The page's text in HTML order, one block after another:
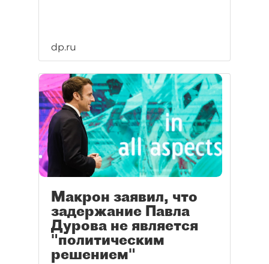
dp.ru
Макрон заявил, что
задержание Павла
Дурова не является
"политическим
решением"